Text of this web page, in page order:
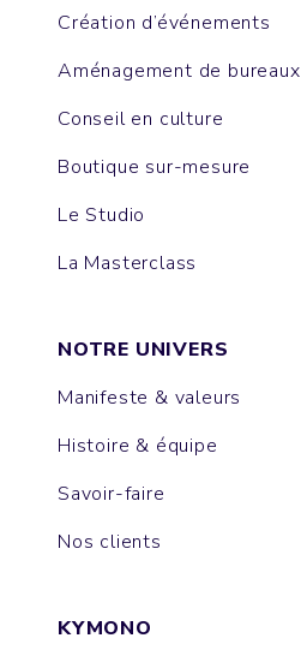
Création d’événements
Aménagement de bureaux
Conseil en culture
Boutique sur-mesure
Le Studio
La Masterclass
NOTRE UNIVERS
Manifeste & valeurs
Histoire & équipe
Savoir-faire
Nos clients
KYMONO